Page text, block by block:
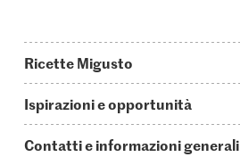
Ricette Migusto
Oggi cucino
Ispirazioni e opportunità
Contatti e informazioni generali